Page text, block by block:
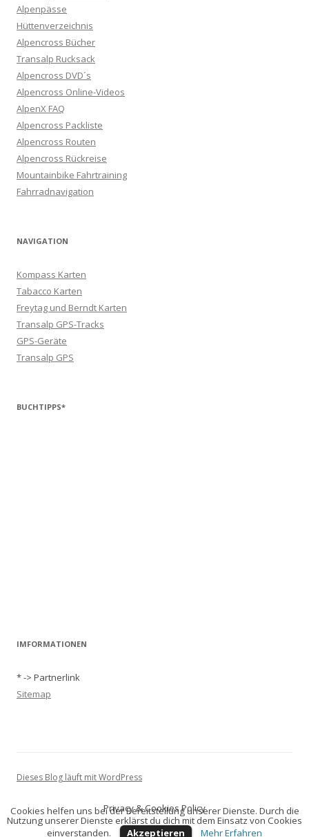
Alpenpässe
Hüttenverzeichnis
Alpencross Bücher
Transalp Rucksack
Alpencross DVD´s
Alpencross Online-Videos
AlpenX FAQ
Alpencross Packliste
Alpencross Routen
Alpencross Rückreise
Mountainbike Fahrtraining
Fahrradnavigation
NAVIGATION
Kompass Karten
Tabacco Karten
Freytag und Berndt Karten
Transalp GPS-Tracks
GPS-Geräte
Transalp GPS
BUCHTIPPS*
IMFORMATIONEN
* -> Partnerlink
Sitemap
Dieses Blog läuft mit WordPress
Cookies helfen uns bei der Bereitstellung unserer Dienste. Durch die
Nutzung unserer Dienste erklärst du dich mit dem Einsatz von Cookies
einverstanden.
Akzeptieren Mehr Erfahren
Privacy & Cookies Policy